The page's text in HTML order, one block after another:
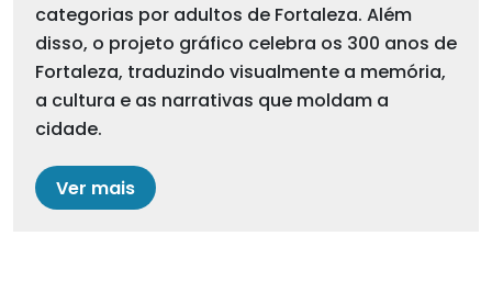
categorias por adultos de Fortaleza. Além
disso, o projeto gráfico celebra os 300 anos de
Fortaleza, traduzindo visualmente a memória,
a cultura e as narrativas que moldam a
cidade.
Ver mais